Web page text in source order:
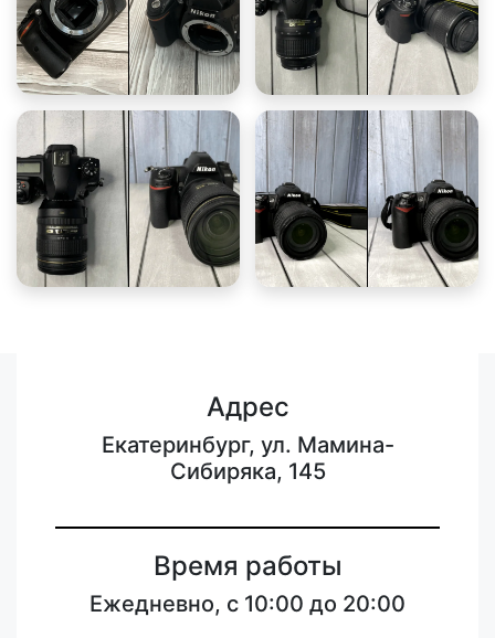
Адрес
Екатеринбург, ул. Мамина-
Сибиряка, 145
Время работы
Ежедневно, с 10:00 до 20:00